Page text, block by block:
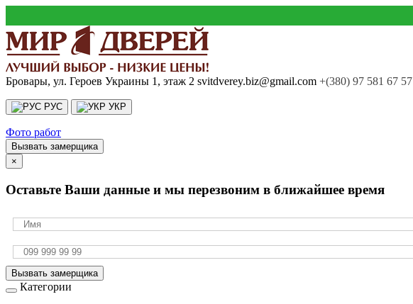
Бровары, ул. Героев Украины 1, этаж 2 svitdverey.biz@gmail.com +(380) 97 581 67 57
РУС УКР
Фото работ
Вызвать замерщика
×
Оставьте Ваши данные и мы перезвоним в ближайшее время
Вызвать замерщика
Категории